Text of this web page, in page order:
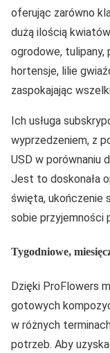
oferując zarówno
dużą ilością
ogrodowe, tulipany,
hortensje, lilie
zaspokajając
Ich usługa
wyprzedzeniem, z
USD w porównaniu
Jest to doskonała
święta, ukończenie
sobie przyjemności
Tygodniowe,
Dzięki ProFlowers
gotowych
w różnych
potrzeb. Aby